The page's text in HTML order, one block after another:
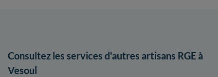
Consultez les services d'autres artisans RGE à
Vesoul